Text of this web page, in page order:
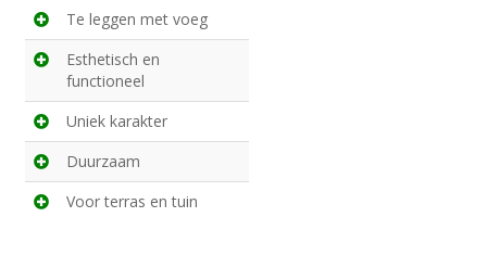
Te leggen met voeg
Esthetisch en
functioneel
Uniek karakter
Duurzaam
Voor terras en tuin